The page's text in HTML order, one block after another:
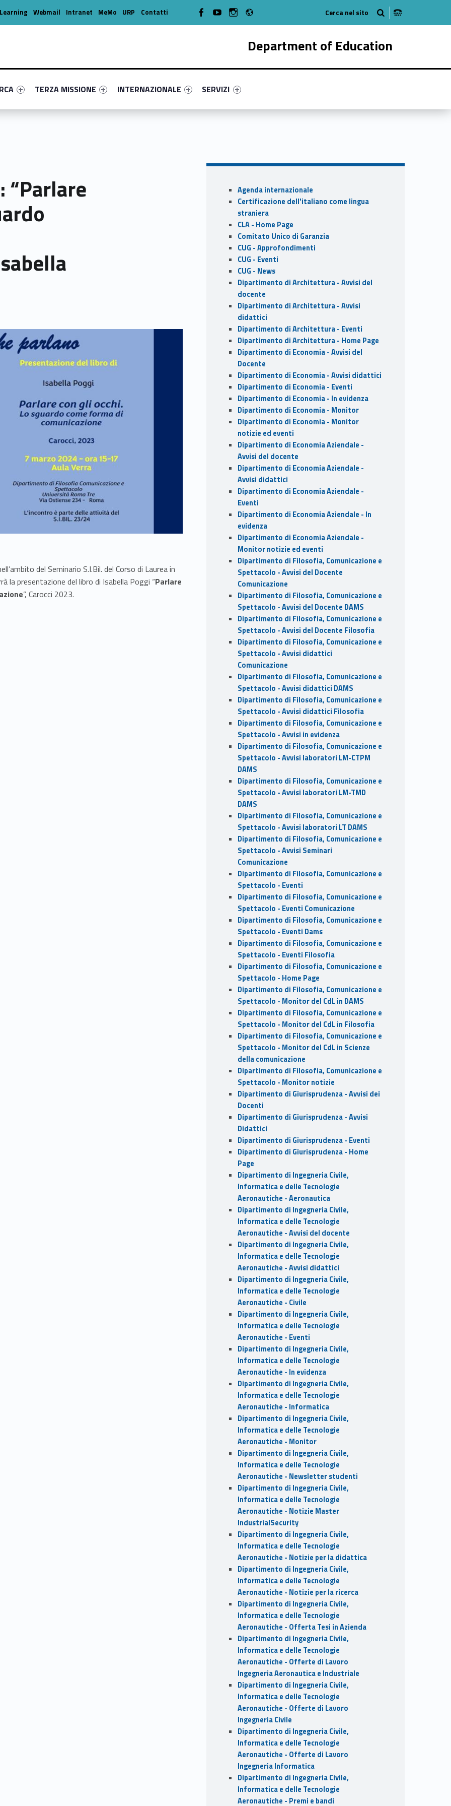
Department of Education
primary-9009-16
#link-menu-primary-83723-39
Link identifier #link-menu-primary-12226-49
TERZA MISSIONE
Link identifier #link-menu-primary-99610-55
INTERNAZIONALE
Link identifier #link-menu-primary-88906-62
SERVIZI
Webmail Intranet MeMo URP Contatti WebMan on FacebookWebMan on YoutubeWebMan on Instagram
“Parlare
del Seminario S.I.Bil. del Corso di Laurea in
la presentazione del libro di Isabella Poggi “Parlare
”, Carocci 2023.
Sidebar
Agenda internazionale
Certificazione dell'italiano come lingua
straniera
CLA - Home Page
Comitato Unico di Garanzia
CUG - Approfondimenti
CUG - Eventi
CUG - News
Dipartimento di Architettura - Avvisi del
docente
Dipartimento di Architettura - Avvisi
didattici
Dipartimento di Architettura - Eventi
Dipartimento di Architettura - Home Page
Dipartimento di Economia - Avvisi del
Docente
Dipartimento di Economia - Avvisi didattici
Dipartimento di Economia - Eventi
Dipartimento di Economia - In evidenza
Dipartimento di Economia - Monitor
Dipartimento di Economia - Monitor
notizie ed eventi
Dipartimento di Economia Aziendale -
Avvisi del docente
Dipartimento di Economia Aziendale -
Avvisi didattici
Dipartimento di Economia Aziendale -
Eventi
Dipartimento di Economia Aziendale - In
evidenza
Dipartimento di Economia Aziendale -
Monitor notizie ed eventi
Dipartimento di Filosofia, Comunicazione e
Spettacolo - Avvisi del Docente
Comunicazione
Dipartimento di Filosofia, Comunicazione e
Spettacolo - Avvisi del Docente DAMS
Dipartimento di Filosofia, Comunicazione e
Spettacolo - Avvisi del Docente Filosofia
Dipartimento di Filosofia, Comunicazione e
Spettacolo - Avvisi didattici
Comunicazione
Dipartimento di Filosofia, Comunicazione e
Spettacolo - Avvisi didattici DAMS
Dipartimento di Filosofia, Comunicazione e
Spettacolo - Avvisi didattici Filosofia
Dipartimento di Filosofia, Comunicazione e
Spettacolo - Avvisi in evidenza
Dipartimento di Filosofia, Comunicazione e
Spettacolo - Avvisi laboratori LM-CTPM
DAMS
Dipartimento di Filosofia, Comunicazione e
Spettacolo - Avvisi laboratori LM-TMD
DAMS
Dipartimento di Filosofia, Comunicazione e
Spettacolo - Avvisi laboratori LT DAMS
Dipartimento di Filosofia, Comunicazione e
Spettacolo - Avvisi Seminari
Comunicazione
Dipartimento di Filosofia, Comunicazione e
Spettacolo - Eventi
Dipartimento di Filosofia, Comunicazione e
Spettacolo - Eventi Comunicazione
Dipartimento di Filosofia, Comunicazione e
Spettacolo - Eventi Dams
Dipartimento di Filosofia, Comunicazione e
Spettacolo - Eventi Filosofia
Dipartimento di Filosofia, Comunicazione e
Spettacolo - Home Page
Dipartimento di Filosofia, Comunicazione e
Spettacolo - Monitor del CdL in DAMS
Dipartimento di Filosofia, Comunicazione e
Spettacolo - Monitor del CdL in Filosofia
Dipartimento di Filosofia, Comunicazione e
Spettacolo - Monitor del CdL in Scienze
della comunicazione
Dipartimento di Filosofia, Comunicazione e
Spettacolo - Monitor notizie
Dipartimento di Giurisprudenza - Avvisi dei
Docenti
Dipartimento di Giurisprudenza - Avvisi
Didattici
Dipartimento di Giurisprudenza - Eventi
Dipartimento di Giurisprudenza - Home
Page
Dipartimento di Ingegneria Civile,
Informatica e delle Tecnologie
Aeronautiche - Aeronautica
Dipartimento di Ingegneria Civile,
Informatica e delle Tecnologie
Aeronautiche - Avvisi del docente
Dipartimento di Ingegneria Civile,
Informatica e delle Tecnologie
Aeronautiche - Avvisi didattici
Dipartimento di Ingegneria Civile,
Informatica e delle Tecnologie
Aeronautiche - Civile
Dipartimento di Ingegneria Civile,
Informatica e delle Tecnologie
Aeronautiche - Eventi
Dipartimento di Ingegneria Civile,
Informatica e delle Tecnologie
Aeronautiche - In evidenza
Dipartimento di Ingegneria Civile,
Informatica e delle Tecnologie
Aeronautiche - Informatica
Dipartimento di Ingegneria Civile,
Informatica e delle Tecnologie
Aeronautiche - Monitor
Dipartimento di Ingegneria Civile,
Informatica e delle Tecnologie
Aeronautiche - Newsletter studenti
Dipartimento di Ingegneria Civile,
Informatica e delle Tecnologie
Aeronautiche - Notizie Master
IndustrialSecurity
Dipartimento di Ingegneria Civile,
Informatica e delle Tecnologie
Aeronautiche - Notizie per la didattica
Dipartimento di Ingegneria Civile,
Informatica e delle Tecnologie
Aeronautiche - Notizie per la ricerca
Dipartimento di Ingegneria Civile,
Informatica e delle Tecnologie
Aeronautiche - Offerta Tesi in Azienda
Dipartimento di Ingegneria Civile,
Informatica e delle Tecnologie
Aeronautiche - Offerte di Lavoro
Ingegneria Aeronautica e Industriale
Dipartimento di Ingegneria Civile,
Informatica e delle Tecnologie
Aeronautiche - Offerte di Lavoro
Ingegneria Civile
Dipartimento di Ingegneria Civile,
Informatica e delle Tecnologie
Aeronautiche - Offerte di Lavoro
Ingegneria Informatica
Dipartimento di Ingegneria Civile,
Informatica e delle Tecnologie
Aeronautiche - Premi e bandi